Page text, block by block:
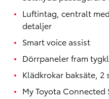
Luftintag, centralt
detaljer
Smart voice assist
Dörrpaneler fram
Klädkrokar baksäte, 2
My Toyota Connected